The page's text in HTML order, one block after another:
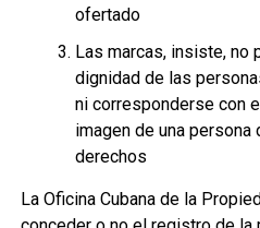
ofertado
Las marcas, insiste, no
dignidad de las
ni corresponderse con
imagen de una
derechos
La Oficina Cubana de la